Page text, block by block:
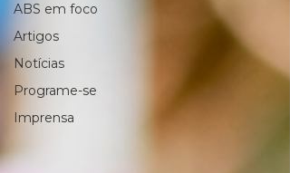
ABS em foco
Artigos
Notícias
Programe-se
Imprensa